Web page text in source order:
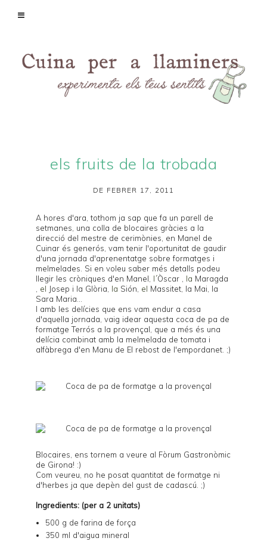
els fruits de la trobada
DE FEBRER 17, 2011
A hores d'ara, tothom ja sap que fa un parell de
setmanes, una colla de blocaires gràcies a la
direcció del mestre de cerimònies, en Manel de
Cuinar és generós , vam tenir l'oportunitat de gaudir
d'una jornada d'aprenentatge sobreformatges i
melmelades . Si en voleu saber més detalls podeu
llegir les cròniques d'en Manel l´Òscar la Maragda
el Josep i la Glòria la Sión el Massitet , la Mai , la
Sara Maria
I amb les delícies que ens vam endur a casa
d'aquella jornada, vaig idear aquesta coca de pa de
formatgeTerrós a la provençal, que a més és una
delícia combinat amb la melmelada de tomata i
alfàbrega d'en Manu de El rebost de l'empordanet . ;)
Blocaires, ens tornem a veure al Fòrum Gastronòmic
de Girona! :)
Com veureu, no he posat quantitat de formatge ni
d'herbes ja que depèn del gust de cadascú. ;)
Ingredients: (per a 2 unitats)
500 g de farina de força
350 ml d'aigua mineral